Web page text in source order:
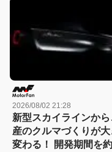
2026/08/02 21:28
新型スカイラインから
産のクルマづくりが大
変わる！ 開発期間を